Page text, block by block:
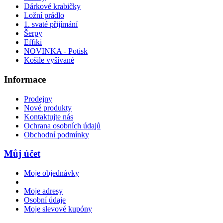
Dárkové krabičky
Ložní prádlo
1. svaté přijímání
Šerpy
Effiki
NOVINKA - Potisk
Košile vyšívané
Informace
Prodejny
Nové produkty
Kontaktujte nás
Ochrana osobních údajů
Obchodní podmínky
Můj účet
Moje objednávky
Moje adresy
Osobní údaje
Moje slevové kupóny